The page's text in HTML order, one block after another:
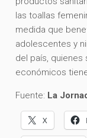
las toallas
medida que
adolescentes y
del país,
económicos
Fuente: La
X